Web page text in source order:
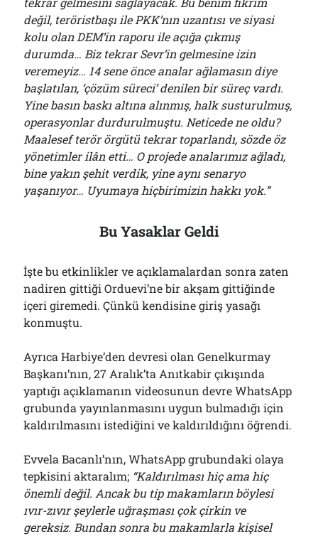
değil, teröristbaşı ile PKK’nın uzantısı ve siyasi
kolu olan DEM’in raporu ile açığa çıkmış
durumda… Biz tekrar Sevr’in gelmesine izin
veremeyiz… 14 sene önce analar ağlamasın diye
başlatılan, ‘çözüm süreci’ denilen bir süreç vardı.
Yine basın baskı altına alınmış, halk susturulmuş,
operasyonlar durdurulmuştu. Neticede ne oldu?
Maalesef terör örgütü tekrar toparlandı, sözde öz
yönetimler ilân etti… O projede analarımız ağladı,
bine yakın şehit verdik, yine aynı senaryo
yaşanıyor… Uyumaya hiçbirimizin hakkı yok.”
Bu Yasaklar Geldi
İşte bu etkinlikler ve açıklamalardan sonra zaten
nadiren gittiği Orduevi’ne bir akşam gittiğinde
içeri giremedi. Çünkü kendisine giriş yasağı
konmuştu.
Ayrıca Harbiye’den devresi olan Genelkurmay
Başkanı’nın, 27 Aralık’ta Anıtkabir çıkışında
yaptığı açıklamanın videosunun devre WhatsApp
grubunda yayınlanmasını uygun bulmadığı için
kaldırılmasını istediğini ve kaldırıldığını öğrendi.
Evvela Bacanlı’nın, WhatsApp grubundaki olaya
tepkisini aktaralım; “Kaldırılması hiç ama hiç
önemli değil. Ancak bu tip makamların böylesi
ıvır-zıvır şeylerle uğraşması çok çirkin ve
gereksiz. Bundan sonra bu makamlarla kişisel